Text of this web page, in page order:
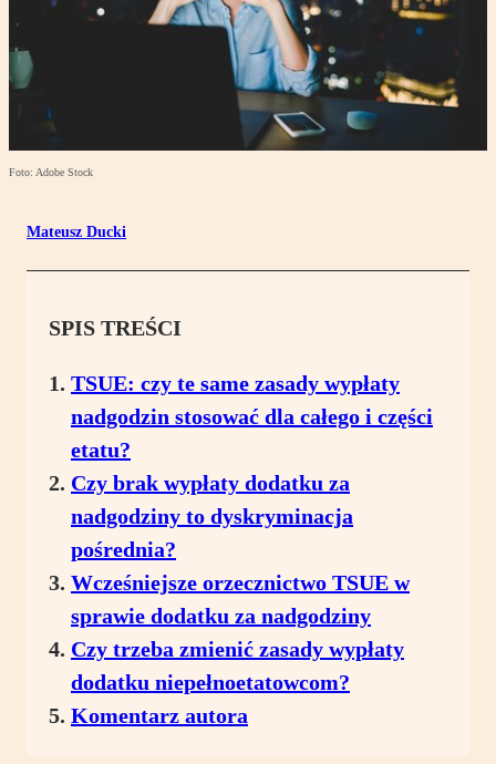
Foto: Adobe Stock
Mateusz Ducki
SPIS TREŚCI
TSUE: czy te same zasady wypłaty
nadgodzin stosować dla całego i części
etatu?
Czy brak wypłaty dodatku za
nadgodziny to dyskryminacja
pośrednia?
Wcześniejsze orzecznictwo TSUE w
sprawie dodatku za nadgodziny
Czy trzeba zmienić zasady wypłaty
dodatku niepełnoetatowcom?
Komentarz autora